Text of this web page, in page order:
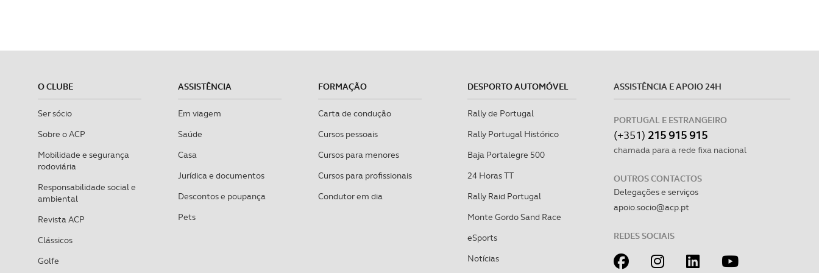
O CLUBE
Ser sócio
Sobre o ACP
Mobilidade e segurança
rodoviária
Responsabilidade social e
ambiental
Revista ACP
Clássicos
Golfe
ASSISTÊNCIA
Em viagem
Saúde
Casa
Jurídica e documentos
Descontos e poupança
Pets
FORMAÇÃO
Carta de condução
Cursos pessoais
Cursos para menores
Cursos para profissionais
Condutor em dia
DESPORTO AUTOMÓVEL
Rally de Portugal
Rally Portugal Histórico
Baja Portalegre 500
24 Horas TT
Rally Raid Portugal
Monte Gordo Sand Race
eSports
Notícias
ASSISTÊNCIA E APOIO 24H
PORTUGAL E ESTRANGEIRO
(+351) 215 915 915
chamada para a rede fixa nacional
OUTROS CONTACTOS
Delegações e serviços
apoio.socio@acp.pt
REDES SOCIAIS